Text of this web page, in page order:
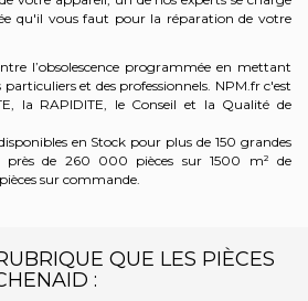
qu'il vous faut pour la réparation de votre
l’obsolescence programmée en mettant
particuliers et des professionnels. NPM.fr c'est
la RAPIDITE, le Conseil et la Qualité de
en Stock pour plus de 150 grandes
près de 260 000 pièces sur 1500 m² de
sur commande.
QUE LES PIÈCES
: